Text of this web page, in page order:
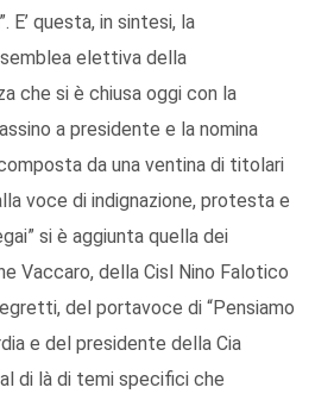
E’ questa, in sintesi, la
elettiva della
che si è chiusa oggi con la
a presidente e la nomina
da una ventina di titolari
voce di indignazione, protesta e
si è aggiunta quella dei
Vaccaro, della Cisl Nino Falotico
del portavoce di “Pensiamo
e del presidente della Cia
di là di temi specifici che